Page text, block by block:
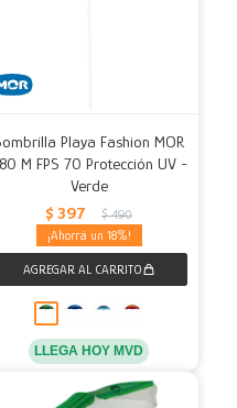
Playa Fashion MOR
M FPS 70 Protección UV -
Verde
$ 397 $ 490
18
LLEGA HOY MVD